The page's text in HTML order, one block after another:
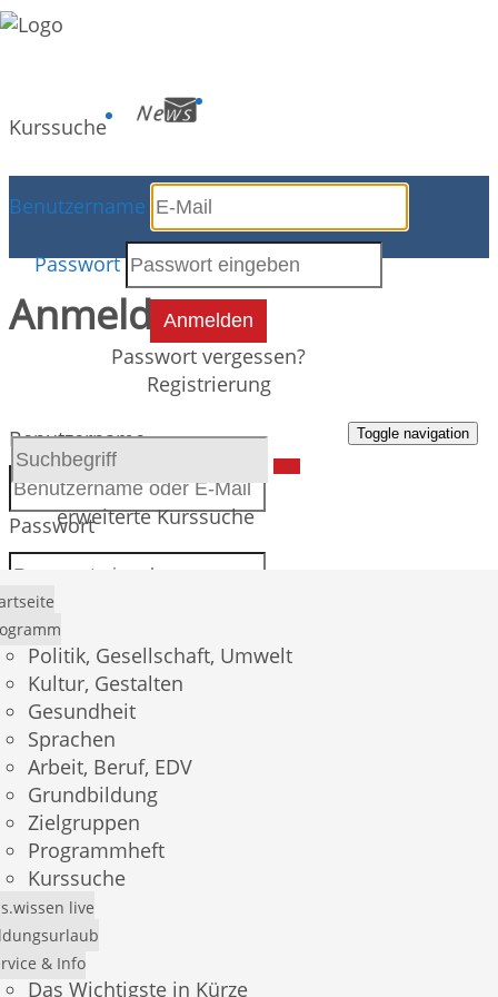
Kurssuche
Benutzername
Passwort
Anmelden
Passwort vergessen?
Registrierung
erweiterte Kurssuche
Toggle navigation
Politik, Gesellschaft, Umwelt
Kultur, Gestalten
Gesundheit
Sprachen
Arbeit, Beruf, EDV
Grundbildung
Zielgruppen
Programmheft
Kurssuche
live
& Info
Das Wichtigste in Kürze
Kursdetails
Anmeldung
Benutzername
Passwort
Anmelden
Passwort vergessen?
Registrierung
E-Mail *